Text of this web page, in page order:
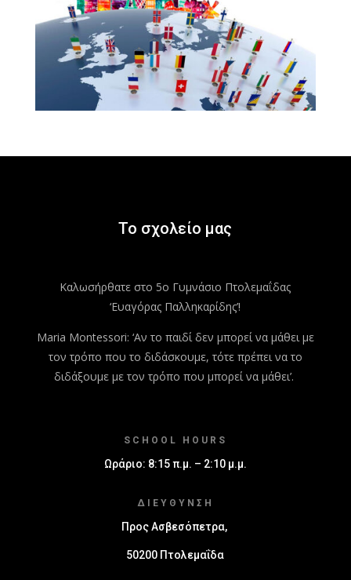
Το σχολείο μας
Καλωσήρθατε στο 5ο Γυμνάσιο Πτολεμαΐδας
‘Ευαγόρας Παλληκαρίδης’!
Maria Montessori: ‘Αν το παιδί δεν μπορεί να μάθει με
τον τρόπο που το διδάσκουμε, τότε πρέπει να το
διδάξουμε με τον τρόπο που μπορεί να μάθει’.
SCHOOL HOURS
Ωράριο: 8:15 π.μ. – 2:10 μ.μ.
ΔΙΕΎΘΥΝΣΗ
Προς Ασβεσόπετρα,
50200 Πτολεμαΐδα